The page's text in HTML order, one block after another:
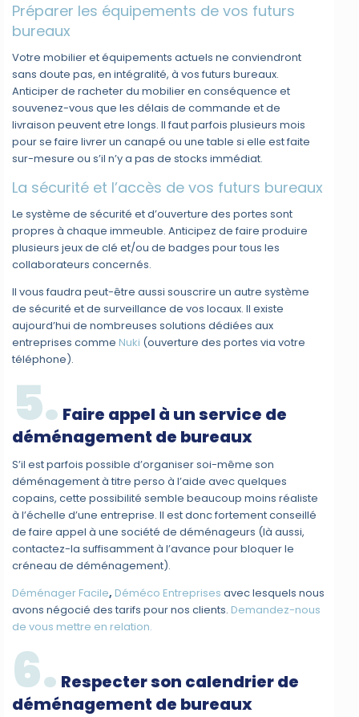
Préparer les équipements de vos futurs
bureaux
Votre mobilier et équipements actuels ne conviendront
sans doute pas, en intégralité, à vos futurs bureaux.
Anticiper de racheter du mobilier en conséquence et
souvenez-vous que les délais de commande et de
livraison peuvent etre longs. Il faut parfois plusieurs mois
pour se faire livrer un canapé ou une table si elle est faite
sur-mesure ou s’il n’y a pas de stocks immédiat.
La sécurité et l’accès de vos futurs bureaux
Le système de sécurité et d’ouverture des portes sont
propres à chaque immeuble. Anticipez de faire produire
plusieurs jeux de clé et/ou de badges pour tous les
collaborateurs concernés.
Il vous faudra peut-être aussi souscrire un autre système
de sécurité et de surveillance de vos locaux. Il existe
aujourd’hui de nombreuses solutions dédiées aux
entreprises comme Nuki (ouverture des portes via votre
téléphone).
5. Faire appel à un service de
déménagement de bureaux
S’il est parfois possible d’organiser soi-même son
déménagement à titre perso à l’aide avec quelques
copains, cette possibilité semble beaucoup moins réaliste
à l’échelle d’une entreprise. Il est donc fortement conseillé
de faire appel à une société de déménageurs (là aussi,
contactez-la suffisamment à l’avance pour bloquer le
créneau de déménagement).
Déménager Facile, Déméco Entreprises avec lesquels nous
avons négocié des tarifs pour nos clients. Demandez-nous
de vous mettre en relation.
6. Respecter son calendrier de
déménagement de bureaux